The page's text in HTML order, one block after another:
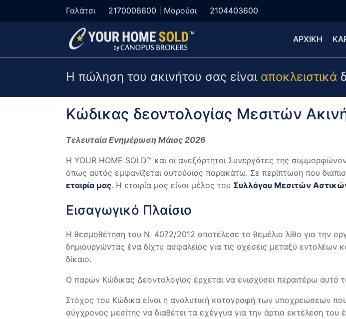
Γαλάτσι 2170006600 | Μαρούσι 2104403600
ΑΡΧΙΚΗ
Η πώληση του ακινήτου σας είναι αποκλειστικά
Κώδικας δεοντολογίας Μεσιτών
Τελευταία Ενημέρωση Μάιος 2026
Η YOUR HOME SOLD™ και οι ανεξάρτητοι Συνεργάτες της
όπως αυτός εμφανίζεται αυτούσιος παρακάτω. Σε περίπτωση που
εταιρία μας. Η εταιρία μας είναι μέλος του Συλλόγου Μεσιτών
Εισαγωγικό Πλαίσιο
Η θεσμοθέτηση του Ν. 4072/2012 αποτέλεσε το θεμέλιο λίθο για την
δημιουργώντας ένα δίχτυ ασφαλείας για τις σχέσεις μεταξύ εντολέων
δίκαιο.
Ο παρών Κώδικας Δεοντολογίας έρχεται να ενισχύσει περαιτέρω αυτό
Στόχος του Κώδικα είναι η αναλυτική καταγραφή των υποχρεώσεων
σύγχρονος μεσίτης να διαθέτει τα εχέγγυα για την άρτια εκτέλεση